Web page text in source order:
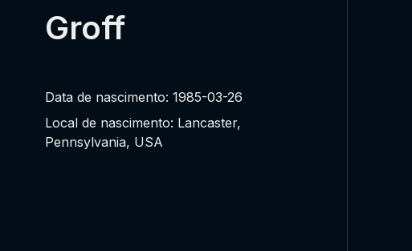
Groff
Data de nascimento: 1985-03-26
Local de nascimento: Lancaster,
Pennsylvania, USA